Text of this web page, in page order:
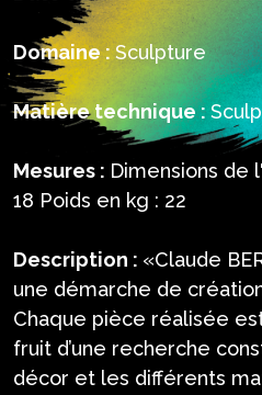
Domaine : Sculpture
Matière technique :
Mesures : Dimensions de
18 Poids en kg : 22
Description : «Claude
une démarche de
Chaque pièce réalisée
fruit d’une recherche
décor et les différents